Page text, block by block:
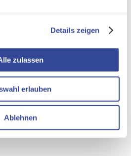
Details zeigen
zulassen
erlauben
Ablehnen
Gießen). Eine Anmeldung für die
giessen.de